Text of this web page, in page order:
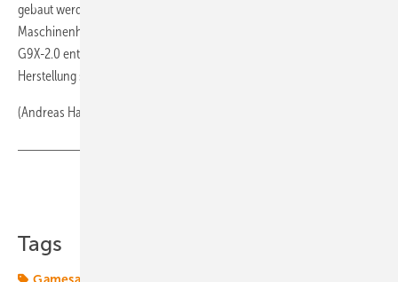
gebaut werden sollen. Daneben soll in Brasilien die erste
Maschinenhaus-Produktionsstätte des dortigen Marktes für den Typ
G9X-2.0 entstehen. Zudem investiert der Konzern in Spanien in die
Herstellung seiner neuen G10X-4,5-MW-Windturbine.
(Andreas Haude)
Tags